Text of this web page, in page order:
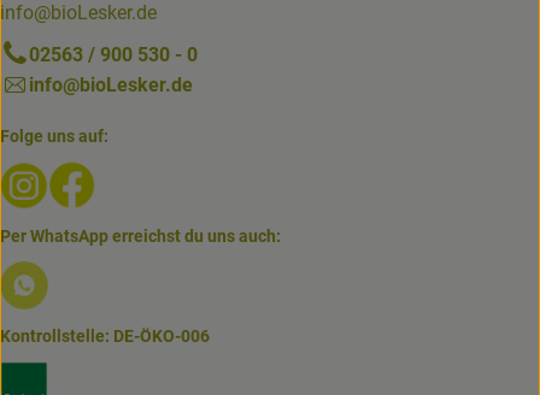
info@bioLesker.de
02563 / 900 530 - 0
info@bioLesker.de
Folge uns auf:
Externer Link zu https://www.instagram.com/biolesker/
Per WhatsApp erreichst du uns auch:
Externer Link zu https://www.biolesker.de/lieferservice/
Kontrollstelle: DE-ÖKO-006